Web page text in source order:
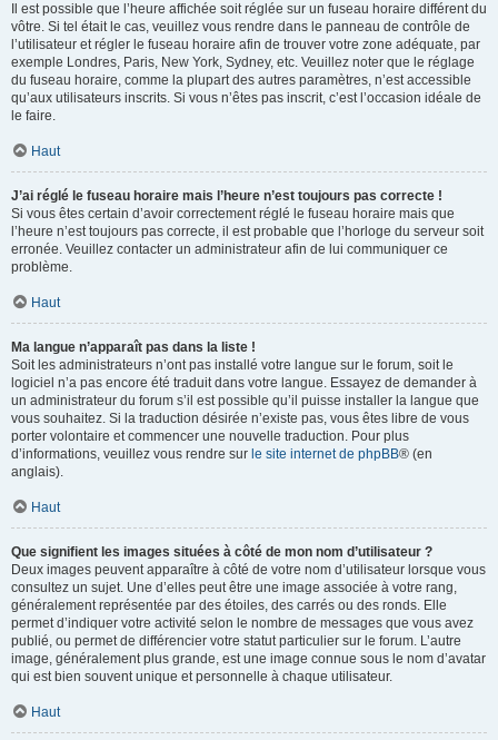
Il est possible que l’heure affichée soit réglée sur un fuseau horaire différent du
vôtre. Si tel était le cas, veuillez vous rendre dans le panneau de contrôle de
l’utilisateur et régler le fuseau horaire afin de trouver votre zone adéquate, par
exemple Londres, Paris, New York, Sydney, etc. Veuillez noter que le réglage
du fuseau horaire, comme la plupart des autres paramètres, n’est accessible
qu’aux utilisateurs inscrits. Si vous n’êtes pas inscrit, c’est l’occasion idéale de
le faire.
Haut
J’ai réglé le fuseau horaire mais l’heure n’est toujours pas correcte !
Si vous êtes certain d’avoir correctement réglé le fuseau horaire mais que
l’heure n’est toujours pas correcte, il est probable que l’horloge du serveur soit
erronée. Veuillez contacter un administrateur afin de lui communiquer ce
problème.
Haut
Ma langue n’apparaît pas dans la liste !
Soit les administrateurs n’ont pas installé votre langue sur le forum, soit le
logiciel n’a pas encore été traduit dans votre langue. Essayez de demander à
un administrateur du forum s’il est possible qu’il puisse installer la langue que
vous souhaitez. Si la traduction désirée n’existe pas, vous êtes libre de vous
porter volontaire et commencer une nouvelle traduction. Pour plus
d’informations, veuillez vous rendre sur le site internet de phpBB® (en
anglais).
Haut
Que signifient les images situées à côté de mon nom d’utilisateur ?
Deux images peuvent apparaître à côté de votre nom d’utilisateur lorsque vous
consultez un sujet. Une d’elles peut être une image associée à votre rang,
généralement représentée par des étoiles, des carrés ou des ronds. Elle
permet d’indiquer votre activité selon le nombre de messages que vous avez
publié, ou permet de différencier votre statut particulier sur le forum. L’autre
image, généralement plus grande, est une image connue sous le nom d’avatar
qui est bien souvent unique et personnelle à chaque utilisateur.
Haut